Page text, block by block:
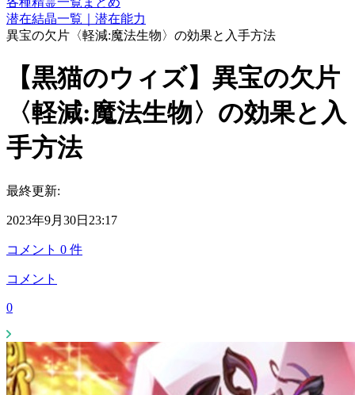
潜在結晶一覧｜潜在能力
異宝の欠片〈軽減:魔法生物〉の効果と入手方法
【黒猫のウィズ】異宝の欠片
〈軽減:魔法生物〉の効果と入
手方法
最終更新:
2023年9月30日23:17
コメント 0 件
コメント
0